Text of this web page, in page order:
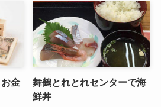
金
舞鶴とれとれセンターで海
鮮丼